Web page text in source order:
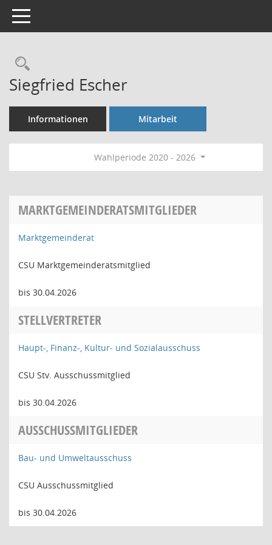
Toggle navigation
Rechercheauswahl
Siegfried Escher
Informationen Mitarbeit
Wahlperiode 2020 - 2026
MARKTGEMEINDERATSMITGLIEDER
Marktgemeinderat
CSU Marktgemeinderatsmitglied
bis 30.04.2026
STELLVERTRETER
Haupt-, Finanz-, Kultur- und Sozialausschuss
CSU Stv. Ausschussmitglied
bis 30.04.2026
AUSSCHUSSMITGLIEDER
Bau- und Umweltausschuss
CSU Ausschussmitglied
bis 30.04.2026